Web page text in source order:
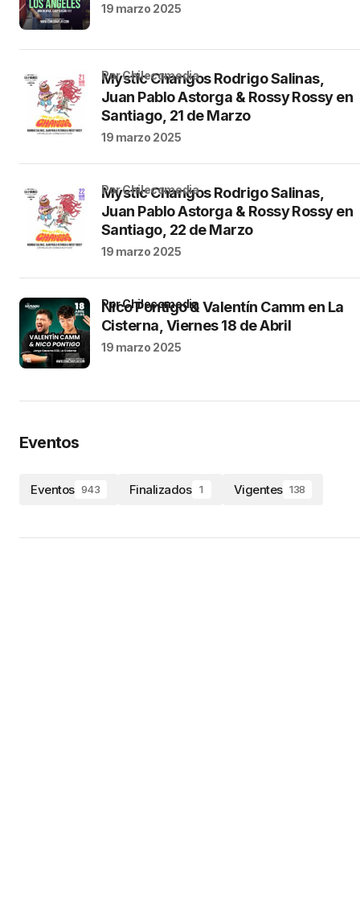
19 marzo 2025
Mystic Changos Rodrigo Salinas,
Juan Pablo Astorga & Rossy Rossy en
Santiago, 21 de Marzo
por Chilecomedia
19 marzo 2025
Mystic Changos Rodrigo Salinas,
Juan Pablo Astorga & Rossy Rossy en
Santiago, 22 de Marzo
por Chilecomedia
19 marzo 2025
Nico Pontigo & Valentín Camm en La
Cisterna, Viernes 18 de Abril
por Chilecomedia
19 marzo 2025
Eventos
Eventos 943 Finalizados 1 Vigentes 138